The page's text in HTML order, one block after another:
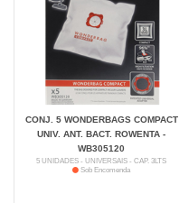
CONJ. 5 WONDERBAGS COMPACT
UNIV. ANT. BACT. ROWENTA -
WB305120
5 UNIDADES - UNIVERSAIS - CAP. 3LTS
Sob Encomenda